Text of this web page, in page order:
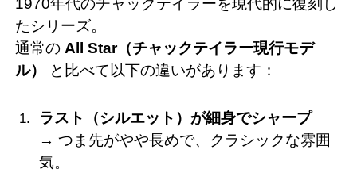
1970年代のチャックテイラーを現代的に復刻し
たシリーズ。
通常の All Star（チャックテイラー現行モデ
ル）
と比べて以下の違いがあります：
ラスト（シルエット）が細身でシャープ
→ つま先がやや長めで、クラシックな雰囲
気。